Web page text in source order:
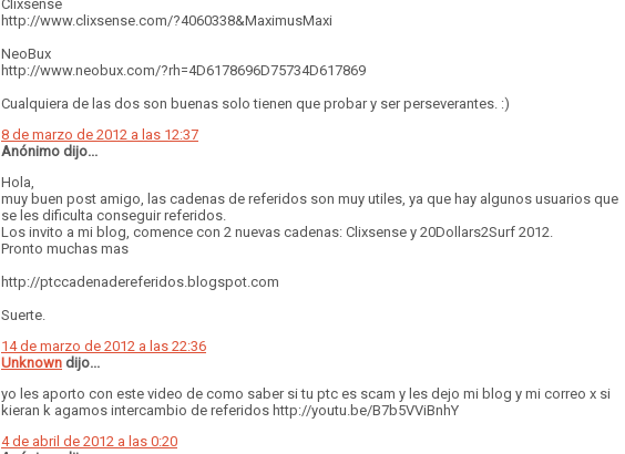
Clixsense
http://www.clixsense.com/?4060338&MaximusMaxi
NeoBux
http://www.neobux.com/?rh=4D6178696D75734D617869
Cualquiera de las dos son buenas solo tienen que probar y ser perseverantes. :)
8 de marzo de 2012 a las 12:37
Anónimo dijo...
Hola,
muy buen post amigo, las cadenas de referidos son muy utiles, ya que hay algunos usuarios que
se les dificulta conseguir referidos.
Los invito a mi blog, comence con 2 nuevas cadenas: Clixsense y 20Dollars2Surf 2012.
Pronto muchas mas
http://ptccadenadereferidos.blogspot.com
Suerte.
14 de marzo de 2012 a las 22:36
Unknown dijo...
yo les aporto con este video de como saber si tu ptc es scam y les dejo mi blog y mi correo x si
kieran k agamos intercambio de referidos http://youtu.be/B7b5VViBnhY
4 de abril de 2012 a las 0:20